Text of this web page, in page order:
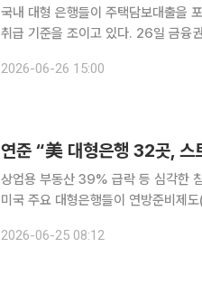
국내 대형 은행들이 주택담보대출을
취급 기준을 조이고 있다. 26일 금융권에 따르면 기업은행은 25일부터 대출모집인을 통한 가계대
급한다. 아울러 8월부터 대출상
2026-06-26 15:00
상업용 부동산 39% 급락 등 심각한
미국 주요 대형은행들이 연방준비제
기업에 대한 지출을 지속할 수 있는
2026-06-25 08:12